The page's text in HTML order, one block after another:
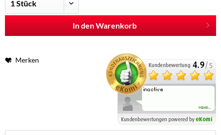
In den Warenkorb
Merken